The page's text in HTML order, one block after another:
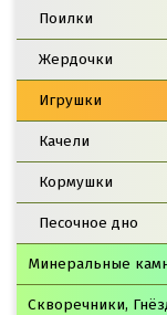
Поилки
Жердочки
Игрушки
Качели
Кормушки
Песочное дно
Минеральные
Скворечники,